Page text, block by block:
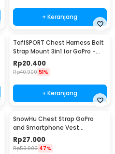
+ Keranjang
TaffSPORT Chest Harness Belt
Strap Mount 3in1 for GoPro -
WMA01
Rp20.400
Rp40.900 51%
+ Keranjang
SnowHu Chest Strap GoPro
and Smartphone Vest
Adjustable - GP60
Rp27.000
Rp50.900 47%